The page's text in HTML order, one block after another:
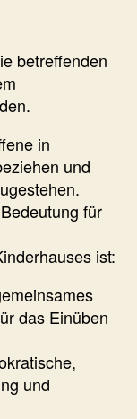
betreffenden
in
und
für
ist:
das Einüben
und